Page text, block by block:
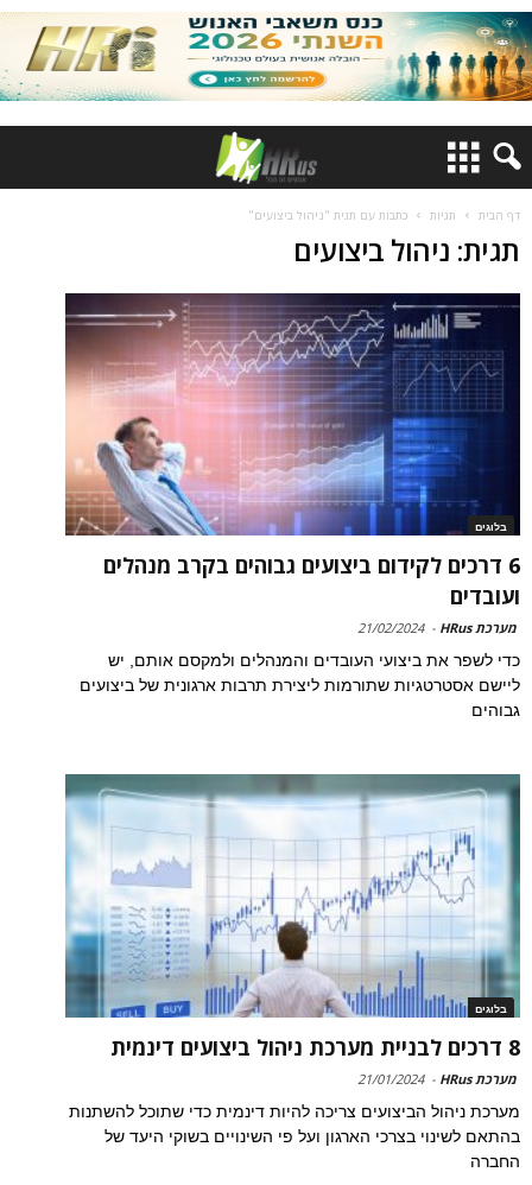
דף הבית תגיות כתבות עם תגית "ניהול ביצועים"
תגית: ניהול ביצועים
בלוגים
6 דרכים לקידום ביצועים גבוהים בקרב מנהלים
ועובדים
מערכת HRus -
21/02/2024
כדי לשפר את ביצועי העובדים והמנהלים ולמקסם אותם, יש
ליישם אסטרטגיות שתורמות ליצירת תרבות ארגונית של ביצועים
גבוהים
בלוגים
8 דרכים לבניית מערכת ניהול ביצועים דינמית
מערכת HRus -
21/01/2024
מערכת ניהול הביצועים צריכה להיות דינמית כדי שתוכל להשתנות
בהתאם לשינוי בצרכי הארגון ועל פי השינויים בשוקי היעד של
החברה